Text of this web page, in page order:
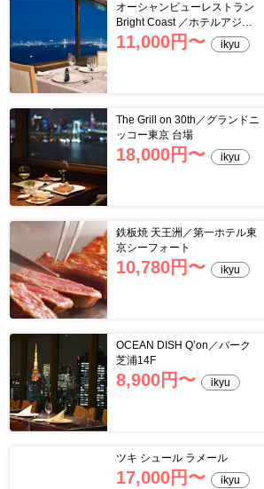
オーシャンビューレストラン
Bright Coast ／ホテルアジュ
ール竹芝
11,000円〜 ikyu
The Grill on 30th／グランドニ
ッコー東京 台場
18,000円〜 ikyu
鉄板焼 天王洲／第一ホテル東
京シーフォート
10,780円〜 ikyu
OCEAN DISH Q’on／バーク
芝浦14F
8,900円〜 ikyu
ツキ シュール ラメール
17,000円〜 ikyu